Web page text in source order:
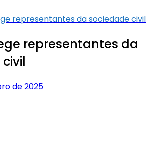
representantes da sociedade civil
representantes da
de 2025